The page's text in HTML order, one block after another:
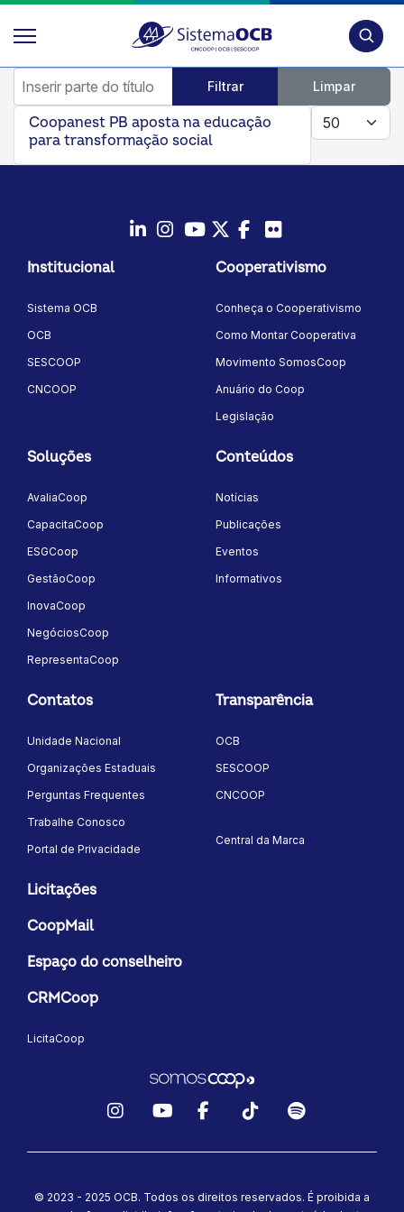
Inserir parte do título
Filtrar Limpar
Mostrar #
Coopanest PB aposta na educação
para transformação social
Instagram
YoutubeTwitter/X
Facebook
Institucional
Sistema OCB
OCB
SESCOOP
CNCOOP
Cooperativismo
Conheça o Cooperativismo
Como Montar Cooperativa
Movimento SomosCoop
Anuário do Coop
Legislação
Soluções
AvaliaCoop
CapacitaCoop
ESGCoop
GestãoCoop
InovaCoop
NegóciosCoop
RepresentaCoop
Conteúdos
Notícias
Publicações
Eventos
Informativos
Contatos
Unidade Nacional
Organizações Estaduais
Perguntas Frequentes
Trabalhe Conosco
Portal de Privacidade
Transparência
OCB
SESCOOP
CNCOOP
Central da Marca
Licitações
CoopMail
Espaço do conselheiro
CRMCoop
LicitaCoop
© 2023 - 2025 OCB. Todos os direitos reservados. É proibida a